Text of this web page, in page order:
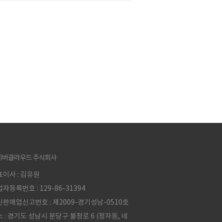
버클라우드 주식회사
이사 : 김유원
자등록번호 : 129-86-31394
판매업신고번호 : 제2009-경기성남-0510호
: 경기도 성남시 분당구 불정로 6 (정자동, 네